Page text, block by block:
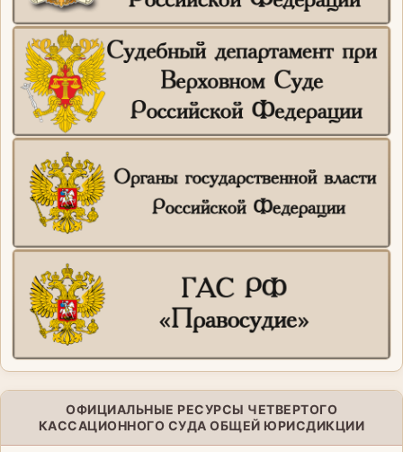
ОФИЦИАЛЬНЫЕ РЕСУРСЫ ЧЕТВЕРТОГО
КАССАЦИОННОГО СУДА ОБЩЕЙ ЮРИСДИКЦИИ